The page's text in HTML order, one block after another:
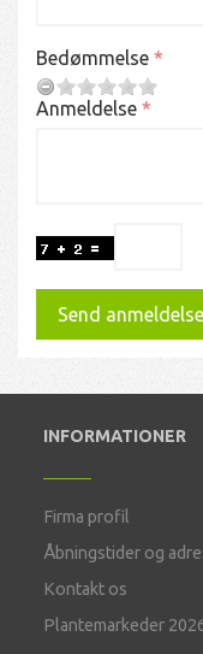
Bedømmelse
Anmeldelse
Send anmeldelse
INFORMATIONER
Firma profil
Åbningstider og
Kontakt os
Plantemarkeder